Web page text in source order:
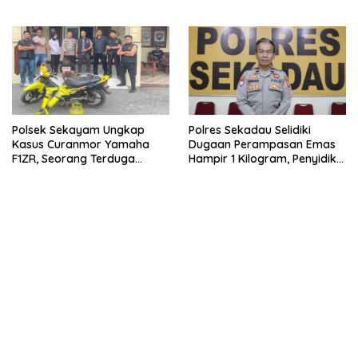
Polsek Sekayam Ungkap
Kasus Curanmor Yamaha
F1ZR, Seorang Terduga
Polres Sekadau Selidiki
Dugaan Perampasan Emas
Hampir 1 Kilogram, Penyidik